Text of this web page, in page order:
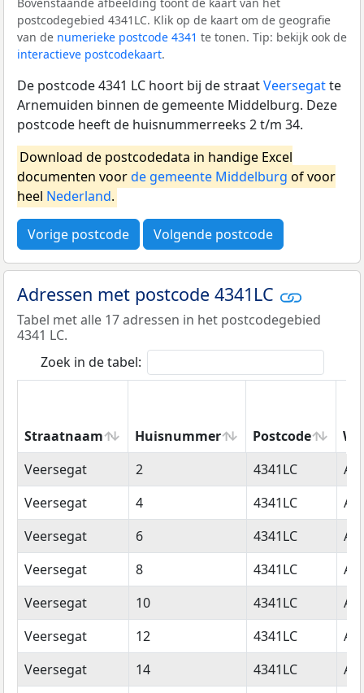
Bovenstaande afbeelding toont de kaart van het
postcodegebied 4341LC. Klik op de kaart om de geografie
van de numerieke postcode 4341 te tonen. Tip: bekijk ook de
interactieve postcodekaart.
De postcode 4341 LC hoort bij de straatVeersegatte
Arnemuiden binnen de gemeente Middelburg. Deze
postcode heeft de huisnummerreeks 2 t/m 34.
Download de postcodedata in handige Excel
documenten voorde gemeente Middelburg of voor
heel Nederland.
Vorige postcode Volgende postcode
Adressen met postcode 4341LC
Tabel met alle 17 adressen in het postcodegebied
4341 LC.
Zoek in de tabel:
Straatnaam Huisnummer Postcode
Straatnaam
Huisnummer Postcode
Veersegat 2 4341LC
Veersegat
4 4341LC
Veersegat
6 4341LC
Veersegat
8 4341LC
Veersegat
10 4341LC
Veersegat
12 4341LC
Veersegat
14 4341LC